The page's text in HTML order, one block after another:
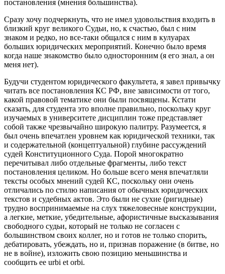
постановления (мнения большинства).
Сразу хочу подчеркнуть, что не имел удовольствия входить в
близкий круг великого Судьи, но, к счастью, был с ним
знаком и редко, но все-таки общался с ним в кулуарах
больших юридических мероприятий. Конечно было время
когда наше знакомство было односторонним (я его знал, а он
меня нет).
Будучи студентом юридического факультета, я завел привычку
читать все постановления КС РФ, вне зависимости от того,
какой правовой тематике они были посвящены. Кстати
сказать, для студента это вполне правильно, поскольку круг
изучаемых в университете дисциплин тоже представляет
собой также чрезвычайно широкую палитру. Разумеется, я
был очень впечатлен уровнем как юридической техники, так
и содержательной (концептуальной) глубине рассуждений
судей Конституционного Суда. Порой многократно
перечитывал либо отдельные фрагменты, либо текст
постановления целиком. Но больше всего меня впечатляли
тексты особых мнений судей КС, поскольку они очень
отличались по стилю написания от обычных юридических
текстов и судебных актов. Это были не сухие (ригидные)
трудно воспринимаемые на слух тяжеловесные конструкции,
а легкие, меткие, убедительные, афористичные высказывания
свободного судьи, который не только не согласен с
большинством своих коллег, но и готов не только спорить,
дебатировать, убеждать, но и, признав поражение (в битве, но
не в войне), изложить свою позицию меньшинства и
сообщить ее urbi et orbi.